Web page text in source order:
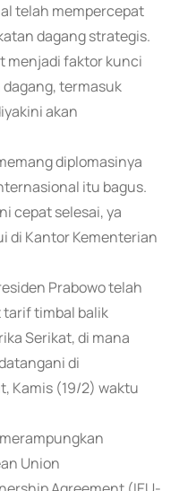
telah mempercepat
dagang strategis.
menjadi faktor kunci
termasuk
akan
diplomasinya
itu bagus.
cepat selesai, ya
di Kantor Kementerian
Prabowo telah
tarif timbal balik
Serikat, di mana
di
Kamis (19/2) waktu
Union